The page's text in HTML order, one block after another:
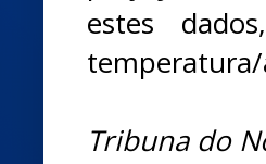
estes
temperatura/
Tribuna do